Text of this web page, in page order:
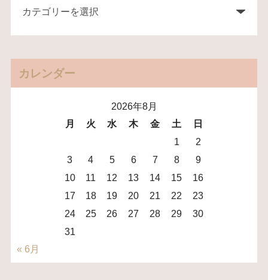
カレンダー
2026年8月
月
火 水 木 金 土
日
1
2
3
4 5 6 7 8
9
10
11 12 13 14 15
16
17
18 19 20 21 22
23
24
25 26 27 28 29
30
31
« 6月